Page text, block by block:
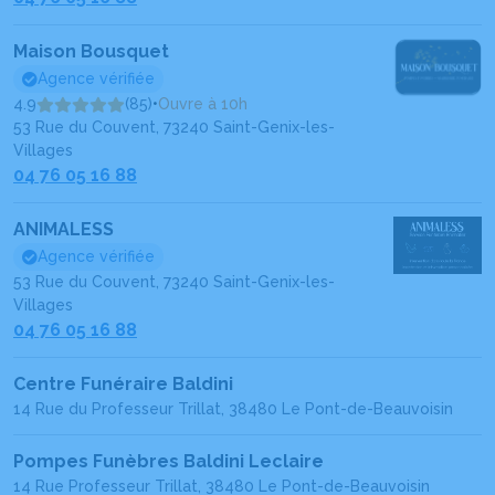
Maison Bousquet
Agence vérifiée
4.9
(85)•Ouvre à 10h
53 Rue du Couvent, 73240 Saint-Genix-les-
Villages
04 76 05 16 88
ANIMALESS
Agence vérifiée
53 Rue du Couvent, 73240 Saint-Genix-les-
Villages
04 76 05 16 88
Centre Funéraire Baldini
14 Rue du Professeur Trillat, 38480 Le Pont-de-Beauvoisin
Pompes Funèbres Baldini Leclaire
14 Rue Professeur Trillat, 38480 Le Pont-de-Beauvoisin